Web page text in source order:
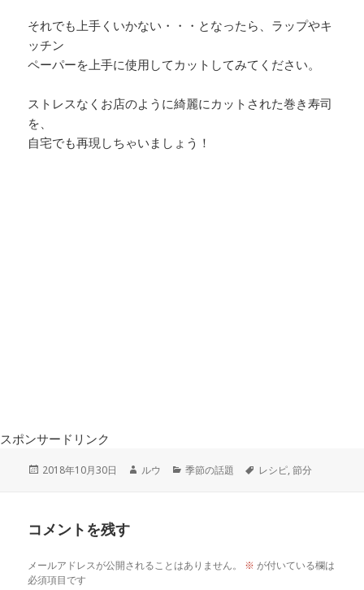
それでも上手くいかない・・・となったら、ラップやキ
ッチン
ペーパーを上手に使用してカットしてみてください。
ストレスなくお店のように綺麗にカットされた巻き寿司
を、
自宅でも再現しちゃいましょう！
スポンサードリンク
投
2018年10月30日
作
ルウ
カ
季節の話題
タ
レシピ,節分
コメントを残す
メールアドレスが公開されることはありません。 ※ が付いている欄は
必須項目です